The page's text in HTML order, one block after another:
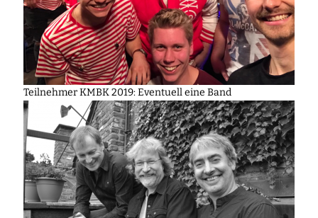
Teilnehmer KMBK 2019: Eventuell eine Band